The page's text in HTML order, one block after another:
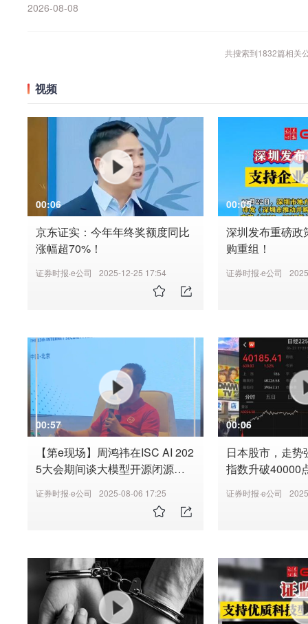
2026-08-08
共搜索到1832篇相关
视频
00:06
京东证实：今年年终奖额度同比
涨幅超70%！
证券时报·e公司 2025-12-25 17:54
00:05
深圳发布重磅政
购重组！
证券时报·e公司
00:57
【第e现场】周鸿祎在ISC AI 202
5大会期间谈大模型开源闭源模
证券时报·e公司 2025-08-06 17:25
00:06
日本股市，走
指数升破40000
证券时报·e公司